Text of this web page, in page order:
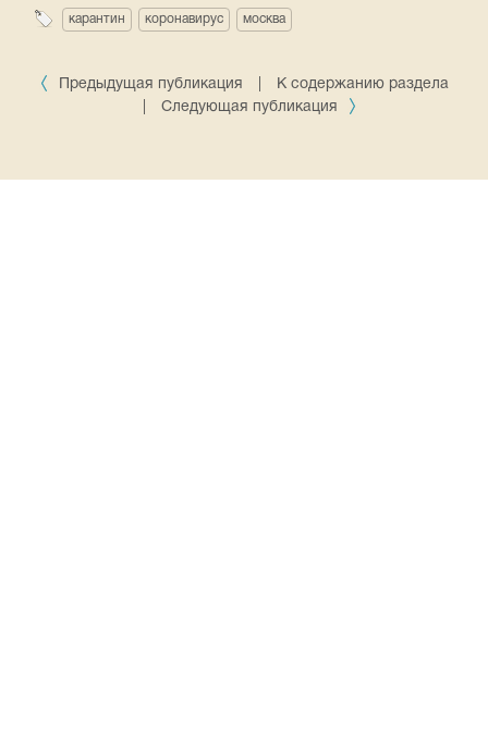
карантин коронавирус москва
Предыдущая публикация
К содержанию раздела
Следующая публикация